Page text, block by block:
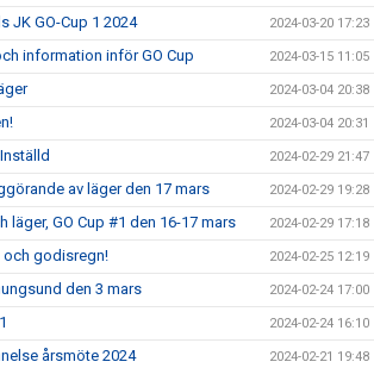
JK GO-Cup 1 2024 2024-03-20 17:23
information inför GO Cup 2024-03-15 11:05
2024-03-04 20:38
2024-03-04 20:31
2024-02-29 21:47
av läger den 17 mars 2024-02-29 19:28
läger, GO Cup #1 den 16-17 mars 2024-02-29 17:18
och godisregn! 2024-02-25 12:19
den 3 mars 2024-02-24 17:00
2024-02-24 16:10
årsmöte 2024 2024-02-21 19:48